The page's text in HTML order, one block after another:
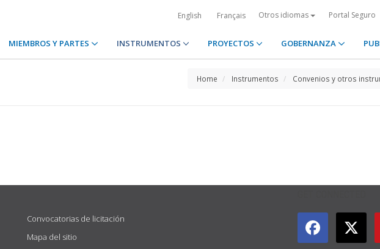
English Français Otros idiomas Portal Seguro
MIEMBROS Y PARTES INSTRUMENTOS PROYECTOS GOBERNANZA
Home Instrumentos Convenios y otros
Convocatorias de licitación
Mapa del sitio